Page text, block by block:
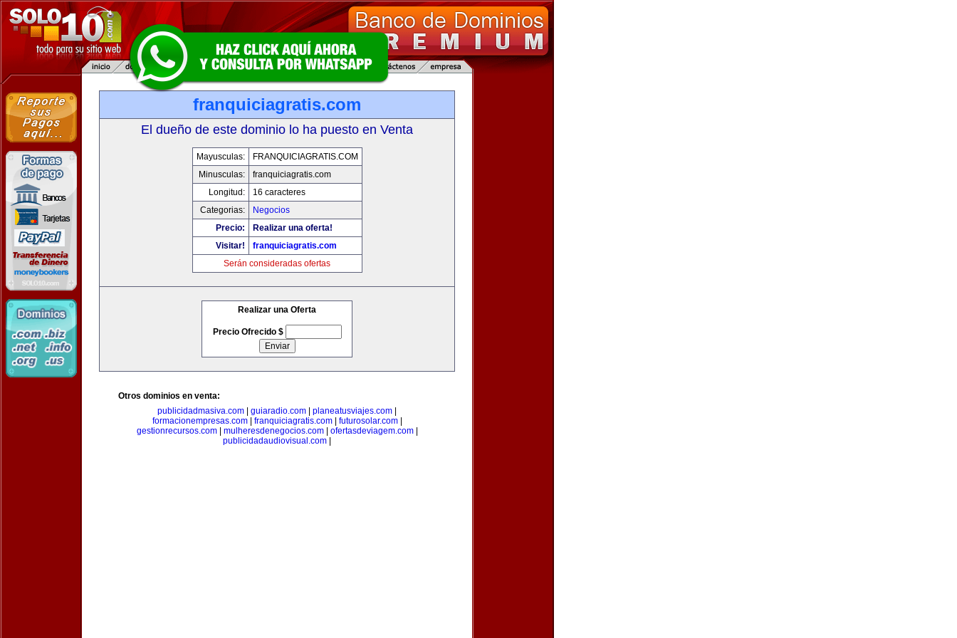
franquiciagratis.com
El dueño de este dominio lo ha puesto en Venta
Mayusculas:
FRANQUICIAGRATIS.COM
Minusculas:
franquiciagratis.com
Longitud:
16 caracteres
Categorias:
Negocios
Precio:
Realizar una oferta!
Visitar!
franquiciagratis.com
Serán consideradas ofertas
Realizar una Oferta
Precio Ofrecido $
Otros dominios en venta:
publicidadmasiva.com
guiaradio.com planeatusviajes.com
formacionempresas.com| franquiciagratis.com| futurosolar.com|
gestionrecursos.com| mulheresdenegocios.com| ofertasdeviagem.com|
publicidadaudiovisual.com